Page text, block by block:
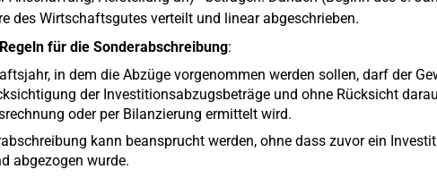
des Wirtschaftsgutes verteilt und linear abgeschrieben.
Regeln für die Sonderabschreibung:
in dem die Abzüge vorgenommen werden sollen, darf der
der Investitionsabzugsbeträge und ohne Rücksicht
oder per Bilanzierung ermittelt wird.
kann beansprucht werden, ohne dass zuvor ein
abgezogen wurde.